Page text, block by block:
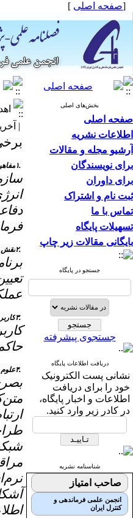
[صفحه اصلی ]
بخش‌های اصلی
صفحه اصلی
اطلاعات نشریه
آرشیو مجله و مقالات
برای نویسندگان
برای داوران
ثبت نام و اشتراک
تماس با ما
تسهیلات پایگاه
بایگانی مقالات زیر چاپ
جستجو در پایگاه
جستجوی پیشرفته
دریافت اطلاعات پایگاه
نشانی پست الکترونیک
خود را برای دریافت
اطلاعات و اخبار پایگاه،
در کادر زیر وارد کنید.
شناسنامه نشریه
صاحب امتیاز
انجمن علمی فرماندهی و
کنترل ایران
|
۱.
۲.نقش
۳.
۴.